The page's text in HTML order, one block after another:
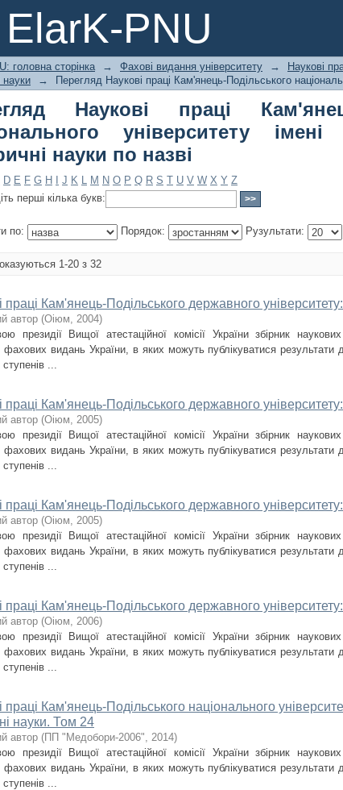
ElarK-PNU
Наукові праці Кам'янець-
Івана Огієнка. Історичні науки по
головна сторінка → Фахові видання університету →
Наукові
науки
→ Перегляд Наукові праці Кам'янець-Подільського
Наукові праці
університету імені
науки по назві
D E F G H J K L M N O P Q R S T U V W X Y Z
перші кілька букв:
по: Порядок: Рузультати:
1-20 з 32
праці Кам'янець-Подільського державного
автор (Оіюм, 2004)
президії Вищої атестаційної комісії України збірник
фахових видань України, в яких можуть публікуватися результати
...
праці Кам'янець-Подільського державного
автор (Оіюм, 2005)
президії Вищої атестаційної комісії України збірник
фахових видань України, в яких можуть публікуватися результати
...
праці Кам'янець-Подільського державного
автор (Оіюм, 2005)
президії Вищої атестаційної комісії України збірник
фахових видань України, в яких можуть публікуватися результати
...
праці Кам'янець-Подільського державного
автор (Оіюм, 2006)
президії Вищої атестаційної комісії України збірник
фахових видань України, в яких можуть публікуватися результати
...
праці Кам'янець-Подільського національного
науки. Том 24
автор (ПП "Медобори-2006", 2014)
президії Вищої атестаційної комісії України збірник
фахових видань України, в яких можуть публікуватися результати
...